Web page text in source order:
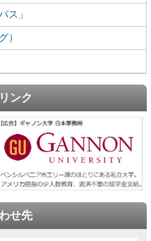
ス」
）
ンク
せ先